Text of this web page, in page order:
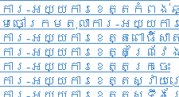
ារ-អយ្យការខេត្តកំពង់
មចៅក្រមតុលាការ-អយ្យក
ារ-អយ្យការខេត្តពោធិ៍សា
ារ-អយ្យការខេត្តព្រៃវែ
ារ-អយ្យការខេត្តក្រចេះ
ារ-អយ្យការខេត្តស្វាយ